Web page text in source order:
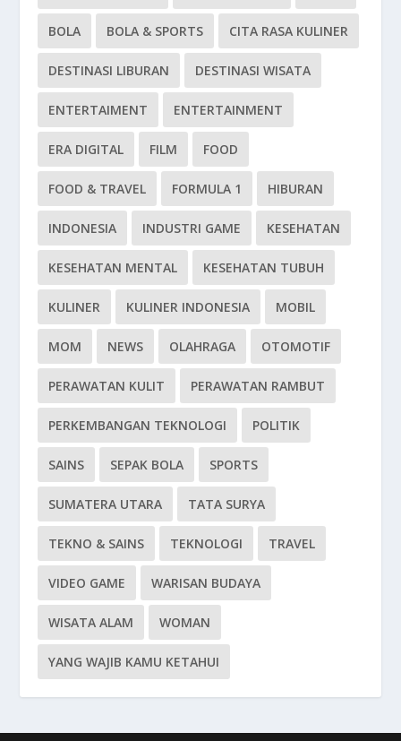
BOLA BOLA & SPORTS CITA RASA KULINER
DESTINASI LIBURAN DESTINASI WISATA
ENTERTAIMENT ENTERTAINMENT
ERA DIGITAL FILM FOOD
FOOD & TRAVEL FORMULA 1 HIBURAN
INDONESIA INDUSTRI GAME KESEHATAN
KESEHATAN MENTAL KESEHATAN TUBUH
KULINER KULINER INDONESIA MOBIL
MOM NEWS OLAHRAGA OTOMOTIF
PERAWATAN KULIT PERAWATAN RAMBUT
PERKEMBANGAN TEKNOLOGI POLITIK
SAINS SEPAK BOLA SPORTS
SUMATERA UTARA TATA SURYA
TEKNO & SAINS TEKNOLOGI TRAVEL
VIDEO GAME WARISAN BUDAYA
WISATA ALAM WOMAN
YANG WAJIB KAMU KETAHUI